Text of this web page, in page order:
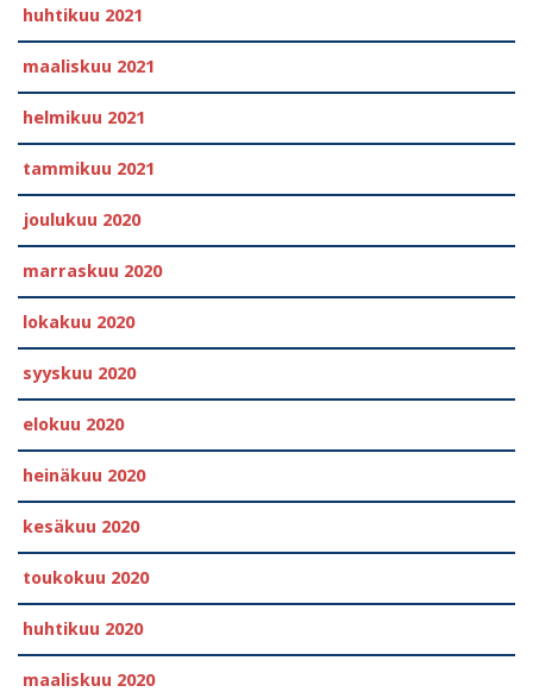
huhtikuu 2021
maaliskuu 2021
helmikuu 2021
tammikuu 2021
joulukuu 2020
marraskuu 2020
lokakuu 2020
syyskuu 2020
elokuu 2020
heinäkuu 2020
kesäkuu 2020
toukokuu 2020
huhtikuu 2020
maaliskuu 2020